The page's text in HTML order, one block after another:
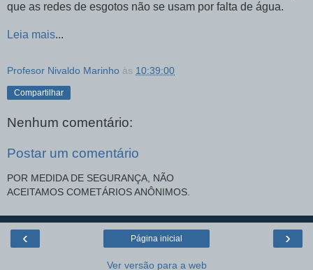
que as redes de esgotos não se usam por falta de água.
Leia mais...
Profesor Nivaldo Marinho às 10:39:00
Compartilhar
Nenhum comentário:
Postar um comentário
POR MEDIDA DE SEGURANÇA, NÃO
ACEITAMOS COMETÁRIOS ANÔNIMOS.
‹ ›
Página inicial
Ver versão para a web